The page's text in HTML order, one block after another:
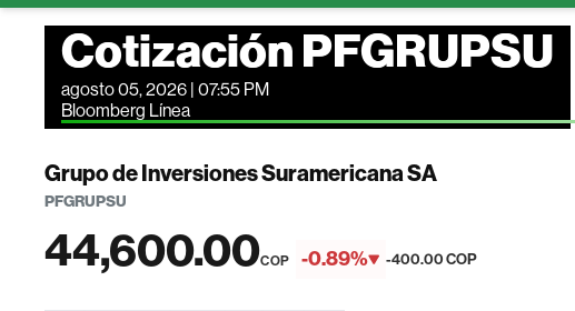
Cotización PFGRUPSU
agosto 05, 2026 | 07:55 PM
Bloomberg Línea
Grupo de Inversiones Suramericana SA
PFGRUPSU
44,600.00COP -0.89% -400.00 COP